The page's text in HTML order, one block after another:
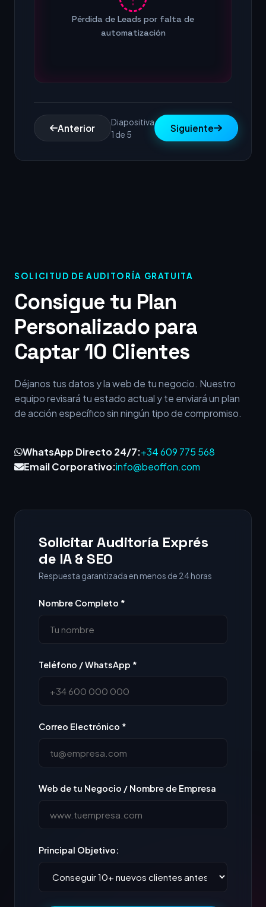
Pérdida de Leads por falta de
automatización
Anterior
Diapositiva
1 de 5
Siguiente
SOLICITUD DE AUDITORÍA GRATUITA
Consigue tu Plan
Personalizado para
Captar 10 Clientes
Déjanos tus datos y la web de tu negocio. Nuestro
equipo revisará tu estado actual y te enviará un plan
de acción específico sin ningún tipo de compromiso.
WhatsApp Directo 24/7:+34 609 775 568
Email Corporativo:info@beoffon.com
Solicitar Auditoría Exprés
de IA & SEO
Respuesta garantizada en menos de 24 horas
Nombre Completo *
Teléfono / WhatsApp *
Correo Electrónico *
Web de tu Negocio / Nombre de Empresa
Principal Objetivo: